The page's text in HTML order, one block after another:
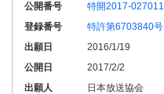
公開番号
特開2017-027011
登録番号
特許第6703840号
出願日
2016/1/19
公開日
2017/2/2
出願人
日本放送協会